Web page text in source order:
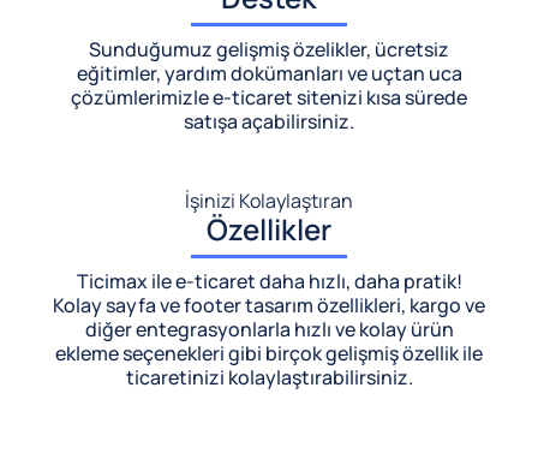
Sunduğumuz gelişmiş özelikler, ücretsiz
eğitimler, yardım dokümanları ve uçtan uca
çözümlerimizlee-ticaret sitenizi kısa sürede
satışa açabilirsiniz.
İşinizi Kolaylaştıran
Özellikler
Ticimax ile e-ticaret daha hızlı, daha pratik!
Kolay sayfa ve footer tasarım özellikleri, kargo ve
diğer entegrasyonlarla hızlı ve kolay ürün
ekleme seçenekleri gibi birçok gelişmiş özellik ile
ticaretinizi kolaylaştırabilirsiniz.